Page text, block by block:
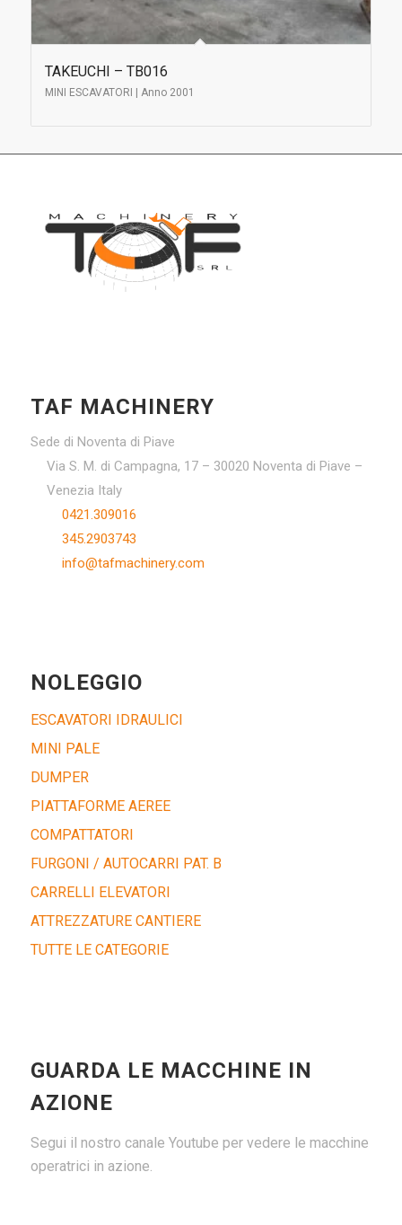
TAKEUCHI – TB016
MINI ESCAVATORI | Anno 2001
TAF MACHINERY
Sede di Noventa di Piave
Via S. M. di Campagna, 17 – 30020 Noventa di Piave –
Venezia Italy
0421.309016
345.2903743
info@tafmachinery.com
NOLEGGIO
ESCAVATORI IDRAULICI
MINI PALE
DUMPER
PIATTAFORME AEREE
COMPATTATORI
FURGONI / AUTOCARRI PAT. B
CARRELLI ELEVATORI
ATTREZZATURE CANTIERE
TUTTE LE CATEGORIE
GUARDA LE MACCHINE IN
AZIONE
Segui il nostro canale Youtube per vedere le macchine
operatrici in azione.